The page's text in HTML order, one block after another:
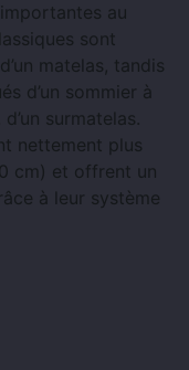
au
sont
matelas, tandis
d’un sommier à
surmatelas.
nettement plus
cm) et offrent un
à leur système